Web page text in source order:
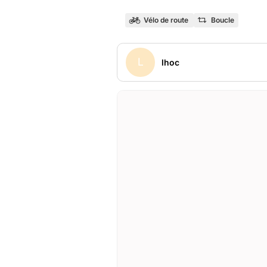
Vélo de route Boucle
L lhoc